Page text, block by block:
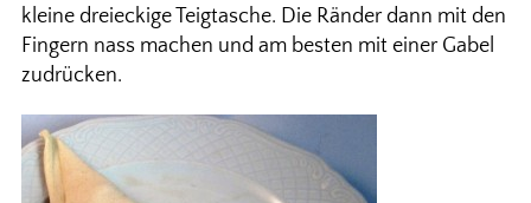
kleine dreieckige Teigtasche. Die Ränder dann mit den
Fingern nass machen und am besten mit einer Gabel
zudrücken.